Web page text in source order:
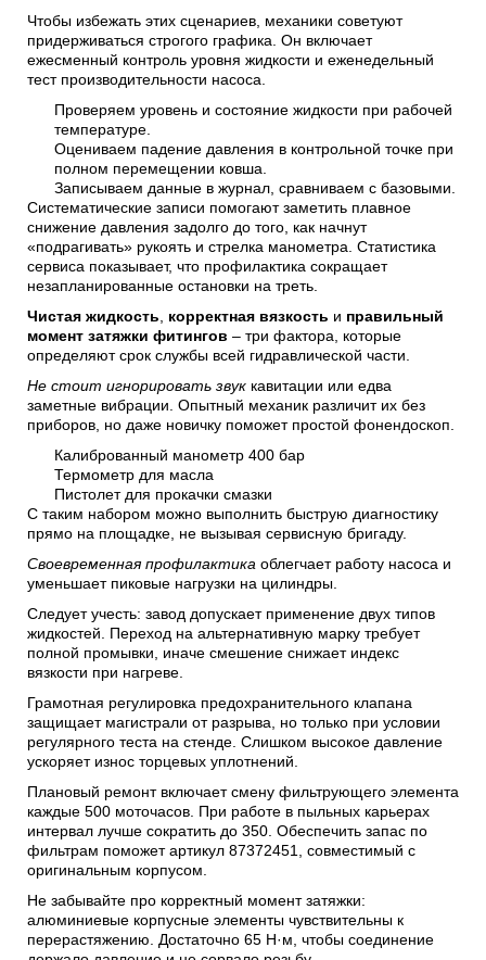
Чтобы избежать этих сценариев, механики советуют
придерживаться строгого графика. Он включает
ежесменный контроль уровня жидкости и еженедельный
тест производительности насоса.
Проверяем уровень и состояние жидкости при рабочей
температуре.
Оцениваем падение давления в контрольной точке при
полном перемещении ковша.
Записываем данные в журнал, сравниваем с базовыми.
Систематические записи помогают заметить плавное
снижение давления задолго до того, как начнут
«подрагивать» рукоять и стрелка манометра. Статистика
сервиса показывает, что профилактика сокращает
незапланированные остановки на треть.
Чистая жидкость
корректная вязкость и правильный
момент затяжки фитингов – три фактора, которые
определяют срок службы всей гидравлической части.
Не стоит игнорировать звук кавитации или едва
заметные вибрации. Опытный механик различит их без
приборов, но даже новичку поможет простой фонендоскоп.
Калиброванный манометр 400 бар
Термометр для масла
Пистолет для прокачки смазки
С таким набором можно выполнить быструю диагностику
прямо на площадке, не вызывая сервисную бригаду.
Своевременная профилактика облегчает работу насоса и
уменьшает пиковые нагрузки на цилиндры.
Следует учесть: завод допускает применение двух типов
жидкостей. Переход на альтернативную марку требует
полной промывки, иначе смешение снижает индекс
вязкости при нагреве.
Грамотная регулировка предохранительного клапана
защищает магистрали от разрыва, но только при условии
регулярного теста на стенде. Слишком высокое давление
ускоряет износ торцевых уплотнений.
Плановый ремонт включает смену фильтрующего элемента
каждые 500 моточасов. При работе в пыльных карьерах
интервал лучше сократить до 350. Обеспечить запас по
фильтрам поможет артикул 87372451, совместимый с
оригинальным корпусом.
Не забывайте про корректный момент затяжки:
алюминиевые корпусные элементы чувствительны к
перерастяжению. Достаточно 65 Н·м, чтобы соединение